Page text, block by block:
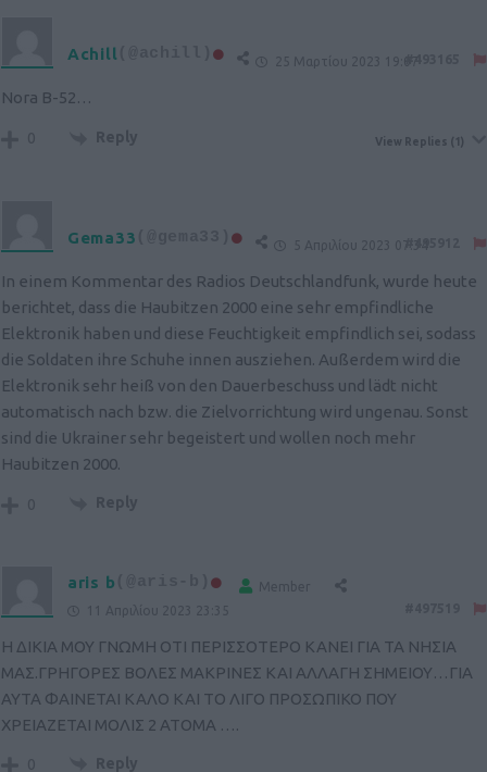
Achill 25 Μαρτίου 2023 19:07#493165
Nora B-52…
0 Reply View Replies (1)
Gema33 5 Απριλίου 2023 07:34#495912
In einem Kommentar des Radios Deutschlandfunk, wurde heute
berichtet, dass die Haubitzen 2000 eine sehr empfindliche
Elektronik haben und diese Feuchtigkeit empfindlich sei, sodass
die Soldaten ihre Schuhe innen ausziehen. Außerdem wird die
Elektronik sehr heiß von den Dauerbeschuss und lädt nicht
automatisch nach bzw. die Zielvorrichtung wird ungenau. Sonst
sind die Ukrainer sehr begeistert und wollen noch mehr
Haubitzen 2000.
0 Reply
aris b
Member
11 Απριλίου 2023 23:35
Η ΔΙΚΙΑ ΜΟΥ ΓΝΩΜΗ ΟΤΙ ΠΕΡΙΣΣΟΤΕΡΟ ΚΑΝΕΙ ΓΙΑ ΤΑ ΝΗΣΙΑ
ΜΑΣ.ΓΡΗΓΟΡΕΣ ΒΟΛΕΣ ΜΑΚΡΙΝΕΣ ΚΑΙ ΑΛΛΑΓΗ ΣΗΜΕΙΟΥ…ΓΙΑ
ΑΥΤΑ ΦΑΙΝΕΤΑΙ ΚΑΛΟ ΚΑΙ ΤΟ ΛΙΓΟ ΠΡΟΣΩΠΙΚΟ ΠΟΥ
ΧΡΕΙΑΖΕΤΑΙ ΜΟΛΙΣ 2 ΑΤΟΜΑ ….
0 Reply